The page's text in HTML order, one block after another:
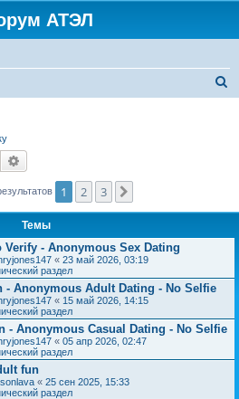
АТЭЛ
Поиск
1 2 3
Темы
- Anonymous Sex Dating
« 23 май 2026, 03:19
раздел
- Anonymous Adult Dating - No Selfie
« 15 май 2026, 14:15
раздел
- Anonymous Casual Dating - No Selfie
« 05 апр 2026, 02:47
раздел
fun
« 25 сен 2025, 15:33
раздел